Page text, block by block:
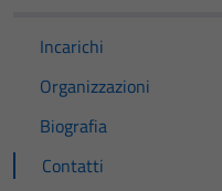
Incarichi
Organizzazioni
Biografia
Contatti